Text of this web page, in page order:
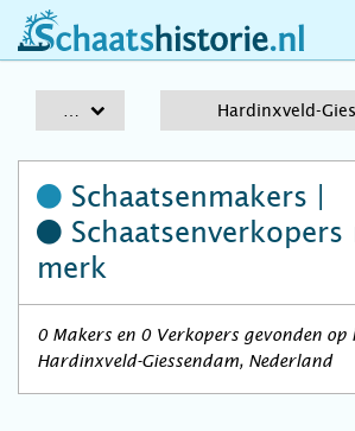
schaatshistorie.nl
Hardinxveld-
Schaatsenmakers |
Schaatsenverkopers
merk
0 Makers en 0 Verkopers gevonden op
Hardinxveld-Giessendam, Nederland